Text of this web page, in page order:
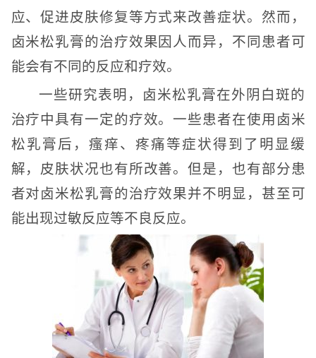
应、促进皮肤修复等方式来改善症状。然而，
卤米松乳膏的治疗效果因人而异，不同患者可
能会有不同的反应和疗效。
一些研究表明，卤米松乳膏在外阴白斑的
治疗中具有一定的疗效。一些患者在使用卤米
松乳膏后，瘙痒、疼痛等症状得到了明显缓
解，皮肤状况也有所改善。但是，也有部分患
者对卤米松乳膏的治疗效果并不明显，甚至可
能出现过敏反应等不良反应。